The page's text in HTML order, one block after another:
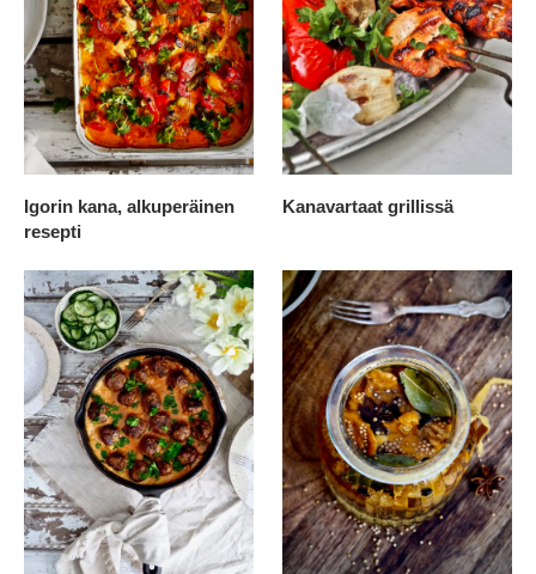
Igorin kana, alkuperäinen
resepti
Kanavartaat grillissä